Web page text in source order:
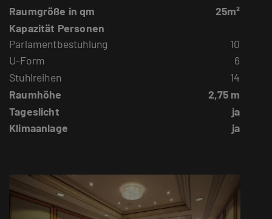
Raumgröße in qm
25m²
Kapazität Personen
Parlamentbestuhlung
10
U-Form
6
Stuhlreihen
14
Raumhöhe
2,75 m
Tageslicht
ja
Klimaanlage
ja